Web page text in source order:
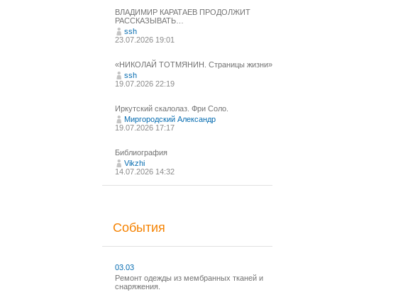
ВЛАДИМИР КАРАТАЕВ ПРОДОЛЖИТ
РАССКАЗЫВАТЬ…
ssh
23.07.2026 19:01
«НИКОЛАЙ ТОТМЯНИН. Страницы жизни»
ssh
19.07.2026 22:19
Иркутский скалолаз. Фри Соло.
Миргородский Александр
19.07.2026 17:17
Библиография
Vikzhi
14.07.2026 14:32
События
03.03
Ремонт одежды из мембранных тканей и
снаряжения.